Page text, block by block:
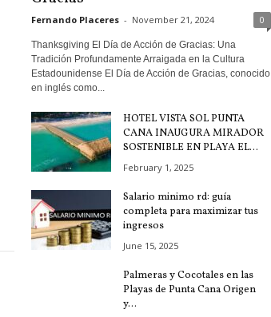
Fernando Placeres - November 21, 2024 0
Thanksgiving El Día de Acción de Gracias: Una
Tradición Profundamente Arraigada en la Cultura
Estadounidense El Día de Acción de Gracias, conocido
en inglés como...
HOTEL VISTA SOL PUNTA
CANA INAUGURA MIRADOR
SOSTENIBLE EN PLAYA EL...
February 1, 2025
Salario minimo rd: guía
completa para maximizar tus
ingresos
June 15, 2025
Palmeras y Cocotales en las
Playas de Punta Cana Origen
y...